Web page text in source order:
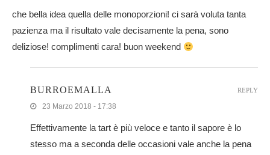
che bella idea quella delle monoporzioni! ci sarà voluta tanta
pazienza ma il risultato vale decisamente la pena, sono
deliziose! complimenti cara! buon weekend
BURROEMALLA
23 Marzo 2018 - 17:38
Effettivamente la tart è più veloce e tanto il sapore è lo
stesso ma a seconda delle occasioni vale anche la pena
REPLY